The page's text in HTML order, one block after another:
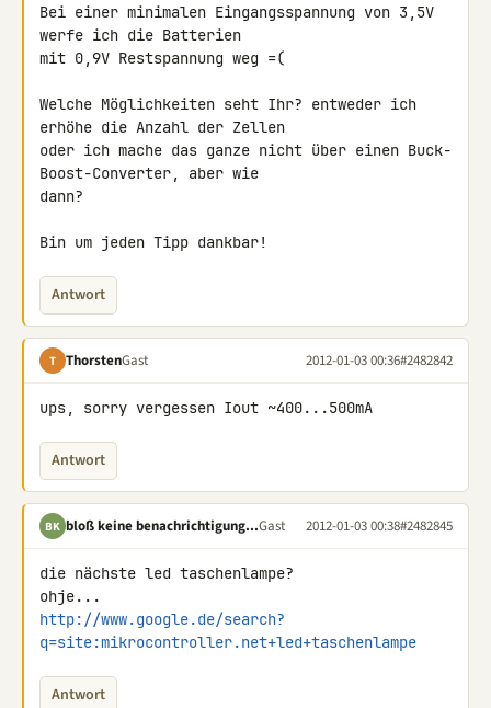
Bei einer minimalen Eingangsspannung von 3,5V
werfe ich die Batterien
mit 0,9V Restspannung weg =(
Welche Möglichkeiten seht Ihr? entweder ich
erhöhe die Anzahl der Zellen
oder ich mache das ganze nicht über einen Buck-
Boost-Converter, aber wie
dann?
Bin um jeden Tipp dankbar!
Antwort
T ThorstenGast 2012-01-03 00:36#2482842
ups, sorry vergessen Iout ~400...500mA
Antwort
BK bloß keine benachrichtigung...Gast 2012-01-03 00:38#2482845
die nächste led taschenlampe?
http://www.google.de/search?
q=site:mikrocontroller.net+led+taschenlampe
Antwort